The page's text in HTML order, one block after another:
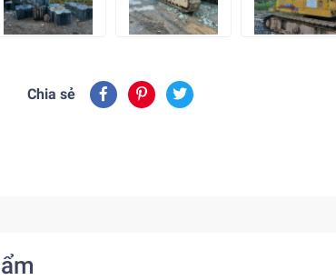
Chia sẻ